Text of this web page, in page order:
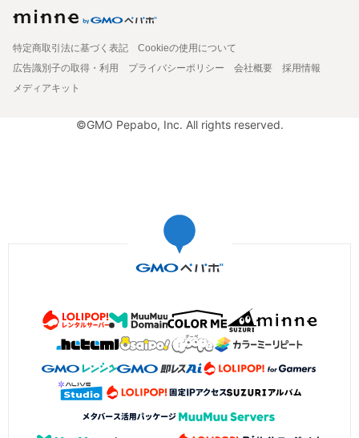
特定商取引法に基づく表記
Cookieの使用について
広告識別子の取得・利用
プライバシーポリシー 会社概要
採用情報
メディアキット
©GMO Pepabo, Inc. All rights reserved.